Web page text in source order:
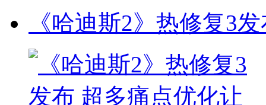
《哈迪斯2》热修复3